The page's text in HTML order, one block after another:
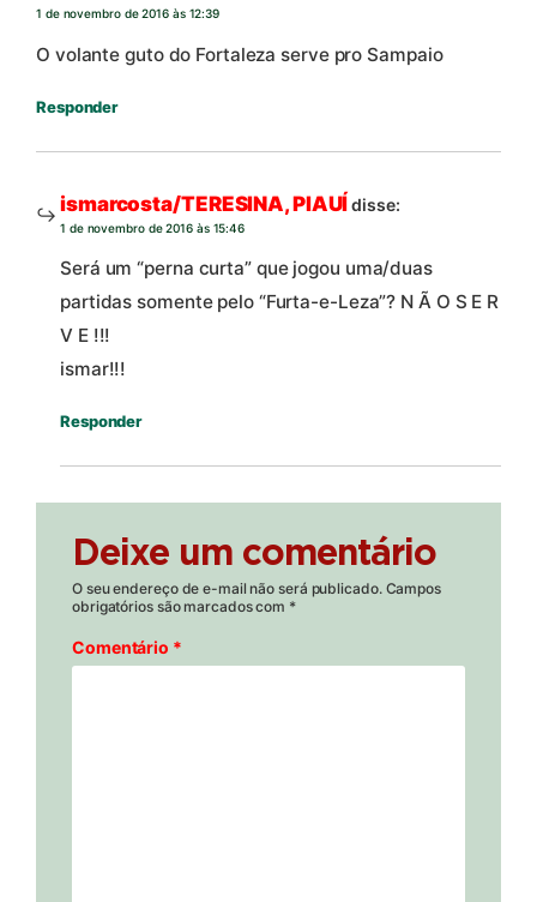
1 de novembro de 2016 às 12:39
O volante guto do Fortaleza serve pro Sampaio
Responder
ismarcosta/TERESINA, PIAUÍdisse:
1 de novembro de 2016 às 15:46
Será um “perna curta” que jogou uma/duas
partidas somente pelo “Furta-e-Leza”? N Ã O S E R
V E !!!
ismar!!!
Responder
Deixe um comentário
O seu endereço de e-mail não será publicado. Campos
obrigatórios são marcados com *
Comentário *